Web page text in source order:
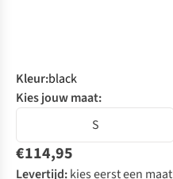
Kleur:black
Kies jouw maat:
S
€114,95
Levertijd:kies eerst een maat